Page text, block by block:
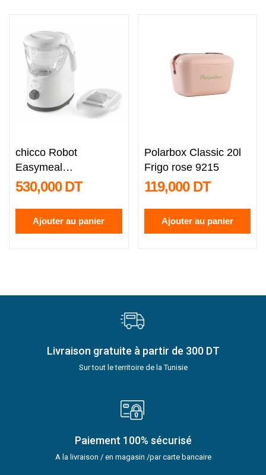
chicco Robot
Easymeal
Steamcooker
530,000 DT
Ajouter au panier
Polarbox Classic 20l
Frigo rose 9215
119,000 DT
Ajouter au panier
Livraison gratuite à partir de 300 DT
Sur tout le territoire de la Tunisie
Paiement 100% sécurisé
A la livraison / en magasin /par carte bancaire